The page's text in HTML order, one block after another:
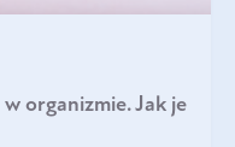
organizmie. Jak je